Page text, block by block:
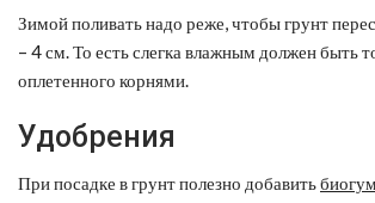
Зимой поливать надо реже, чтобы грунт
– 4 см. То есть слегка влажным должен быть
оплетенного корнями.
Удобрения
При посадке в грунт полезно добавить